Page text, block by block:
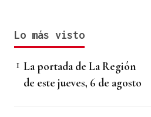
Lo más visto
La portada de La Región
de este jueves, 6 de agosto